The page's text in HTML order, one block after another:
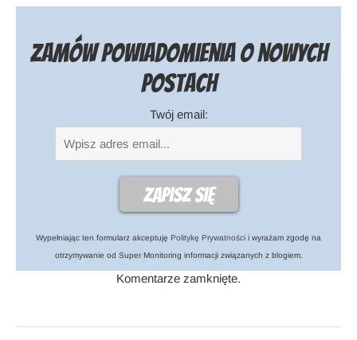
Zamów powiadomienia o nowych
postach
Twój email:
Wypełniając ten formularz akceptuję Politykę Prywatności i wyrażam zgodę na
otrzymywanie od Super Monitoring informacji związanych z blogiem.
Komentarze zamknięte.